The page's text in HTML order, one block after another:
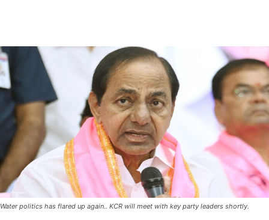
Water politics has flared up again.. KCR will meet with key party leaders shortly.